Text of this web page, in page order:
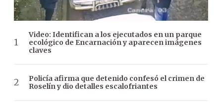
Video: Identifican a los ejecutados en un parque
ecológico de Encarnación y aparecen imágenes
claves
Policía afirma que detenido confesó el crimen de
Roselín y dio detalles escalofriantes